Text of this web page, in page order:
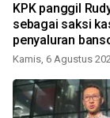
KPK panggil
sebagai saksi
penyaluran
Kamis, 6 Agustus